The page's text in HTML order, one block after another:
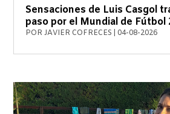
Sensaciones de Luis Casgol
paso por el Mundial de Fútbol
PORJAVIER COFRECES 04-08-2026